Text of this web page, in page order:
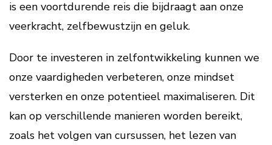
is een voortdurende reis die bijdraagt aan onze
veerkracht, zelfbewustzijn en geluk.
Door te investeren in zelfontwikkeling kunnen we
onze vaardigheden verbeteren, onze mindset
versterken en onze potentieel maximaliseren. Dit
kan op verschillende manieren worden bereikt,
zoals het volgen van cursussen, het lezen van